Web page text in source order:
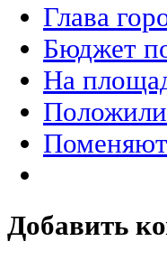
Глава
Бюджет
На
Положили
Поменяют
Добавить